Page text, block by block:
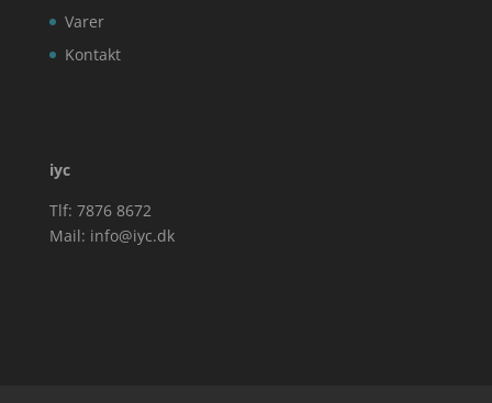
Varer
Kontakt
iyc
Tlf: 7876 8672
Mail: info@iyc.dk